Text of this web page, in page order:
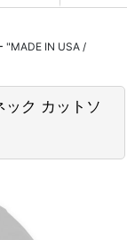
"MADE IN USA /
ク カットソ